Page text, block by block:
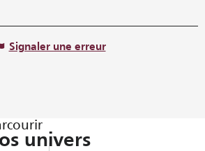
Signaler une erreur
univers